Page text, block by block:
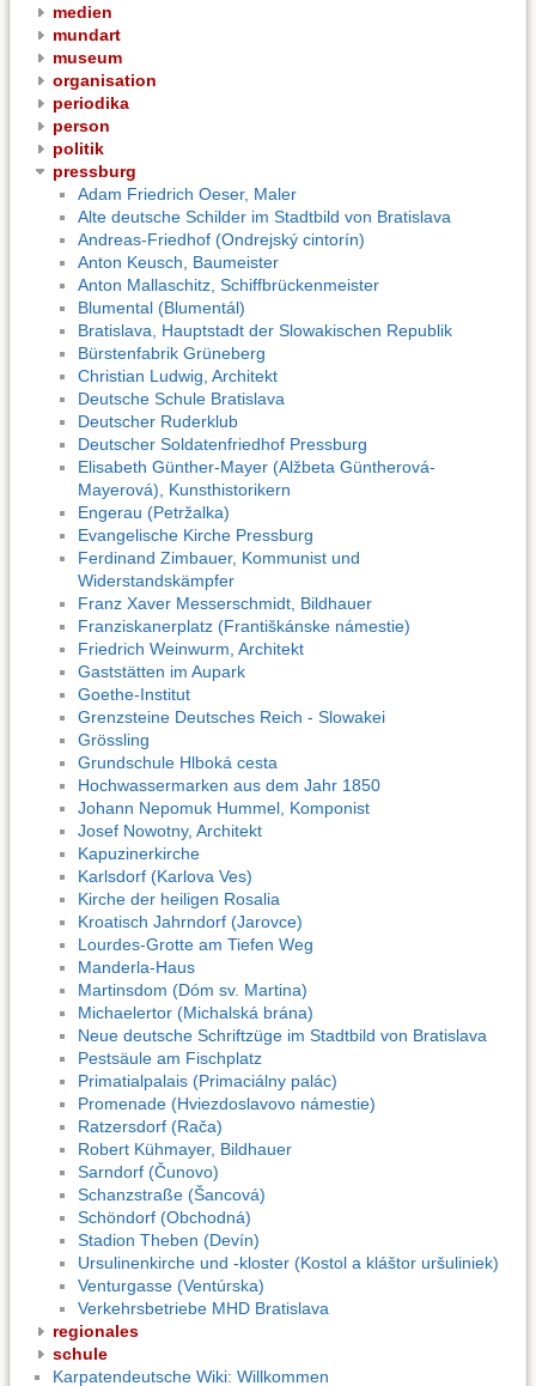
medien
mundart
museum
organisation
periodika
person
politik
pressburg
Adam Friedrich Oeser, Maler
Alte deutsche Schilder im Stadtbild von Bratislava
Andreas-Friedhof (Ondrejský cintorín)
Anton Keusch, Baumeister
Anton Mallaschitz, Schiffbrückenmeister
Blumental (Blumentál)
Bratislava, Hauptstadt der Slowakischen Republik
Bürstenfabrik Grüneberg
Christian Ludwig, Architekt
Deutsche Schule Bratislava
Deutscher Ruderklub
Deutscher Soldatenfriedhof Pressburg
Elisabeth Günther-Mayer (Alžbeta Güntherová-
Mayerová), Kunsthistorikern
Engerau (Petržalka)
Evangelische Kirche Pressburg
Ferdinand Zimbauer, Kommunist und
Widerstandskämpfer
Franz Xaver Messerschmidt, Bildhauer
Franziskanerplatz (Františkánske námestie)
Friedrich Weinwurm, Architekt
Gaststätten im Aupark
Goethe-Institut
Grenzsteine Deutsches Reich - Slowakei
Grössling
Grundschule Hlboká cesta
Hochwassermarken aus dem Jahr 1850
Johann Nepomuk Hummel, Komponist
Josef Nowotny, Architekt
Kapuzinerkirche
Karlsdorf (Karlova Ves)
Kirche der heiligen Rosalia
Kroatisch Jahrndorf (Jarovce)
Lourdes-Grotte am Tiefen Weg
Manderla-Haus
Martinsdom (Dóm sv. Martina)
Michaelertor (Michalská brána)
Neue deutsche Schriftzüge im Stadtbild von Bratislava
Pestsäule am Fischplatz
Primatialpalais (Primaciálny palác)
Promenade (Hviezdoslavovo námestie)
Ratzersdorf (Rača)
Robert Kühmayer, Bildhauer
Sarndorf (Čunovo)
Schanzstraße (Šancová)
Schöndorf (Obchodná)
Stadion Theben (Devín)
Ursulinenkirche und -kloster (Kostol a kláštor uršuliniek)
Venturgasse (Ventúrska)
Verkehrsbetriebe MHD Bratislava
regionales
schule
Karpatendeutsche Wiki: Willkommen